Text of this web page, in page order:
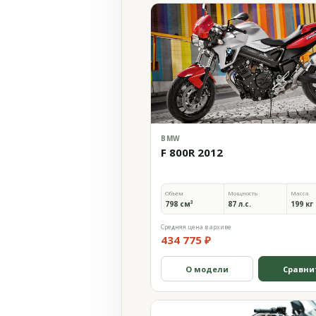
BMW
F 800R 2012
Объём
798 см³
Мощность
87 л.с.
Масса
199 кг
Средняя цена в архиве
434 775 ₽
О модели